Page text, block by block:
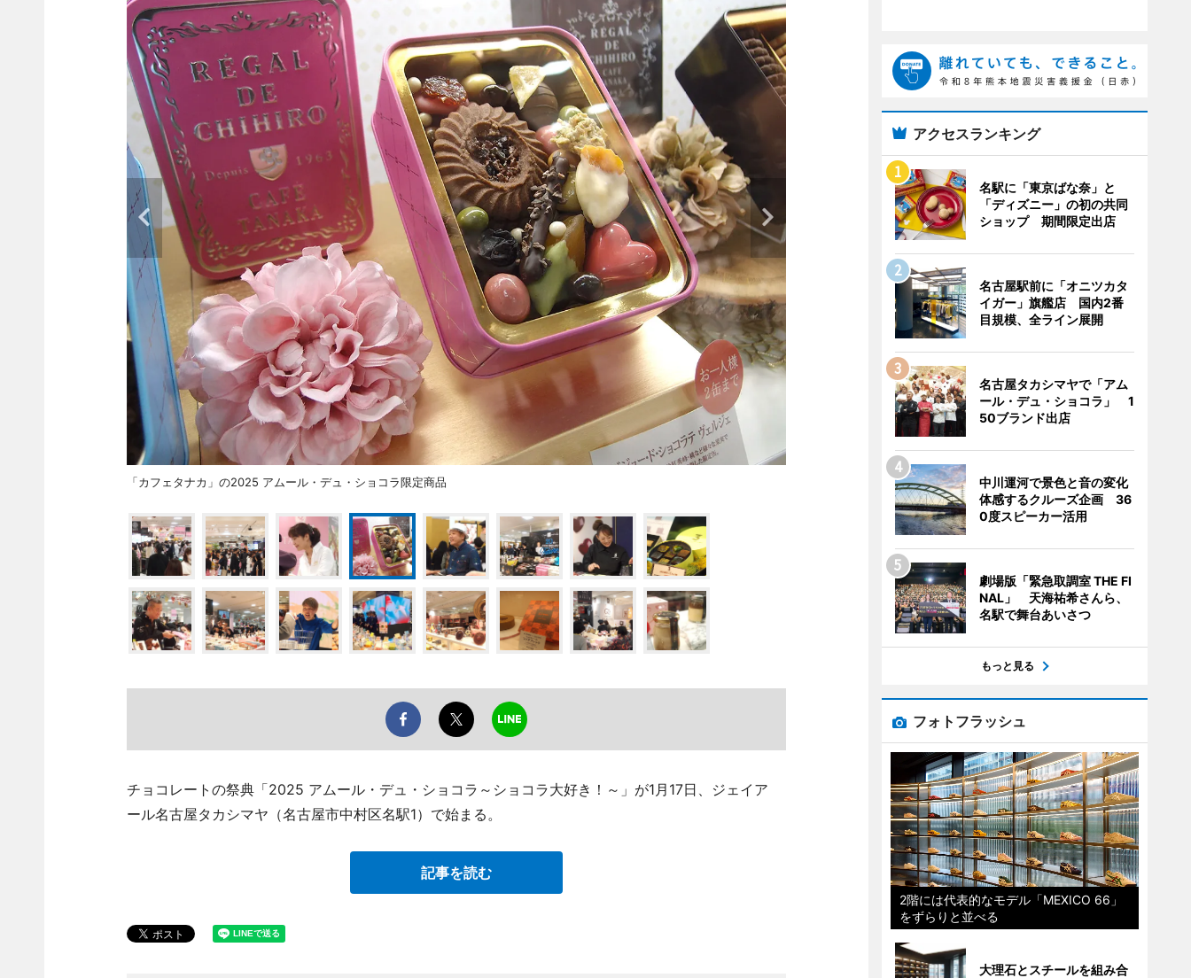
「カフェタナカ」の2025 アムール・デュ・ショコラ限定商品
チョコレートの祭典「2025 アムール・デュ・ショコラ～ショコラ大好き！～」が1月17日、ジェイア
ール名古屋タカシマヤ（名古屋市中村区名駅1）で始まる。
記事を読む
アクセスランキング
名駅に「東京ばな奈」と
「ディズニー」の初の共同
ショップ 期間限定出店
名古屋駅前に「オニツカタ
イガー」旗艦店 国内2番
目規模、全ライン展開
名古屋タカシマヤで「アム
ール・デュ・ショコラ」 1
50ブランド出店
中川運河で景色と音の変化
体感するクルーズ企画 36
0度スピーカー活用
劇場版「緊急取調室 THE FI
NAL」 天海祐希さんら、
名駅で舞台あいさつ
もっと見る
フォトフラッシュ
2階には代表的なモデル「MEXICO 66」
をずらりと並べる
大理石とスチールを組み合